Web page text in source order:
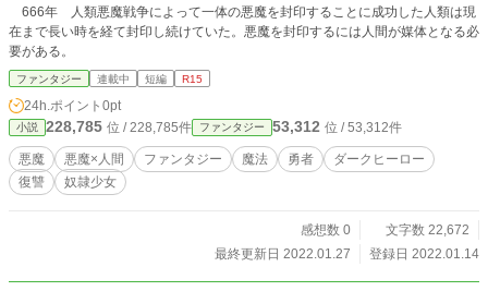
666年 人類悪魔戦争によって一体の悪魔を封印することに成功した人類は現
在まで長い時を経て封印し続けていた。悪魔を封印するには人間が媒体となる必
要がある。
ファンタジー 連載中 短編 R15
24h.ポイント 0pt
小説 228,785 位 / 228,785件 ファンタジー 53,312 位 / 53,312件
悪魔 悪魔×人間 ファンタジー 魔法 勇者
ダークヒーロー
復讐
奴隷少女
感想数 0
文字数 22,672
最終更新日 2022.01.27
登録日 2022.01.14